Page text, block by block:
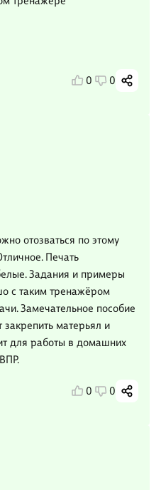
0 0
отозваться по этому
Печать
Задания и примеры
с таким тренажёром
Замечательное пособие
матерьял и
для работы в домашних
0 0